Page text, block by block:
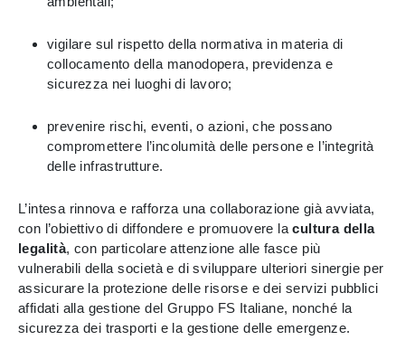
vigilare sul rispetto della normativa in materia di
collocamento della manodopera, previdenza e
sicurezza nei luoghi di lavoro;
prevenire rischi, eventi, o azioni, che possano
compromettere l’incolumità delle persone e l’integrità
delle infrastrutture.
L’intesa rinnova e rafforza una collaborazione già avviata,
con l’obiettivo di diffondere e promuovere lacultura della
legalità, con particolare attenzione alle fasce più
vulnerabili della società e di sviluppare ulteriori sinergie per
assicurare la protezione delle risorse e dei servizi pubblici
affidati alla gestione del Gruppo FS Italiane, nonché la
sicurezza dei trasporti e la gestione delle emergenze.